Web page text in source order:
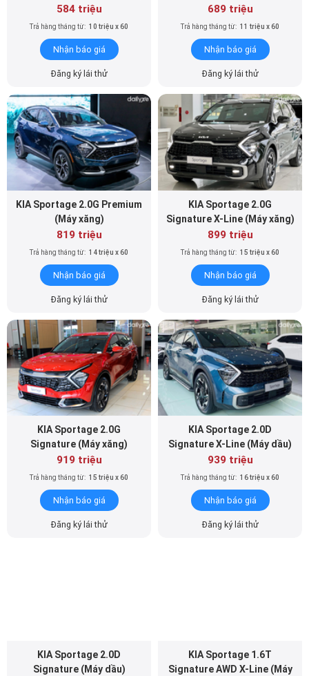
584 triệu
Trả hàng tháng từ: 10 triệu x 60
Nhận báo giá
Đăng ký lái thử
689 triệu
Trả hàng tháng từ: 11 triệu x 60
Nhận báo giá
Đăng ký lái thử
KIA Sportage 2.0G Premium
(Máy xăng)
819 triệu
Trả hàng tháng từ: 14 triệu x 60
Nhận báo giá
Đăng ký lái thử
KIA Sportage 2.0G
Signature X-Line (Máy xăng)
899 triệu
Trả hàng tháng từ: 15 triệu x 60
Nhận báo giá
Đăng ký lái thử
KIA Sportage 2.0G
Signature (Máy xăng)
919 triệu
Trả hàng tháng từ: 15 triệu x 60
Nhận báo giá
Đăng ký lái thử
KIA Sportage 2.0D
Signature X-Line (Máy dầu)
939 triệu
Trả hàng tháng từ: 16 triệu x 60
Nhận báo giá
Đăng ký lái thử
KIA Sportage 2.0D
Signature (Máy dầu)
KIA Sportage 1.6T
Signature AWD X-Line (Máy